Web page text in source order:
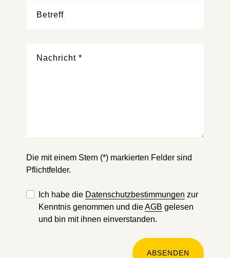
Betreff
Nachricht *
Die mit einem Stern (*) markierten Felder sind
Pflichtfelder.
Ich habe die Datenschutzbestimmungen zur
Kenntnis genommen und dieAGB gelesen
und bin mit ihnen einverstanden.
ABSENDEN